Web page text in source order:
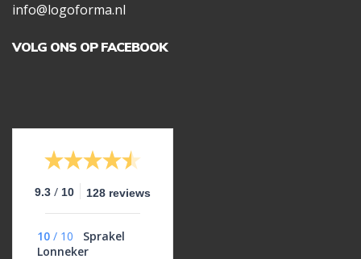
info@logoforma.nl
VOLG ONS OP FACEBOOK
9.3 / 10 128 reviews
10 / 10
Sprakel
Lonneker